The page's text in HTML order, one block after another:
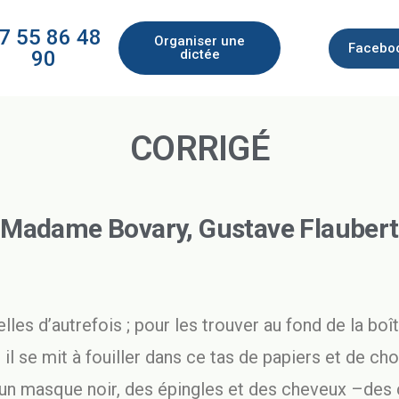
55 86 48
90
Organiser une
dictée
CORRIGÉ
Madame Bovary, Gustave Flaubert
d’autrefois ; pour les trouver au fond de la
se mit à fouiller dans ce tas de papiers et de
masque noir, des épingles et des cheveux –des